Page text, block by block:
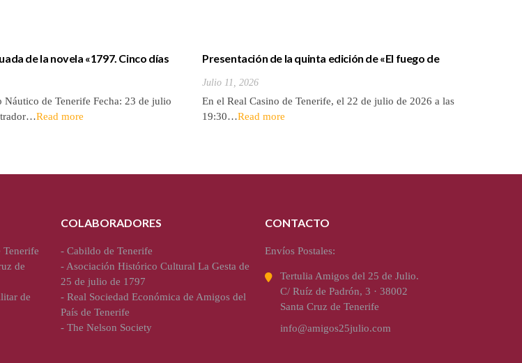
de la novela «1797. Cinco días
Náutico de Tenerife Fecha: 23 de julio
Read more
Presentación de la quinta edición de «El fuego de
Julio 11, 2026
En el Real Casino de Tenerife, el 22 de julio de 2026 a las
19:30…Read more
Tenerife
de
de
COLABORADORES
- Cabildo de Tenerife
-Asociación Histórico Cultural La Gesta de
25 de julio de 1797
- Real Sociedad Económica de Amigos del
País de Tenerife
- The Nelson Society
CONTACTO
Envíos Postales:
Tertulia Amigos del 25 de Julio.
C/ Ruíz de Padrón, 3 · 38002
Santa Cruz de Tenerife
info@amigos25julio.com